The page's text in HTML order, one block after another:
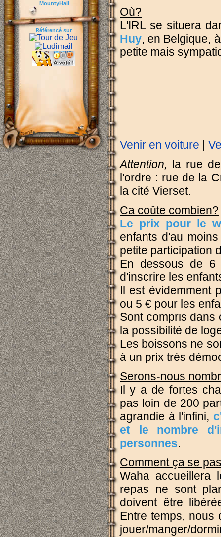
MountyHall
Référencé sur
Où?
L'IRL se situera
Huy, en Belgique,
petite mais
Venir en voiture |
Attention, la rue
l'ordre : rue de la
la cité Vierset.
Ca coûte combien?
Le prix pour le
enfants d'au
petite participation
En dessous de 6
d'inscrire les
Il est évidemment
ou 5 € pour les
Sont compris dans
la possibilité de
Les boissons ne
à un prix très
Serons-nous
Il y a de fortes
pas loin de 200
agrandie à l'infini,
et le nombre
personnes.
Comment ça se
Waha accueillera
repas ne sont
doivent être
Entre temps, nous
jouer/manger/